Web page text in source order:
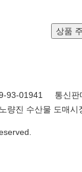
상품
93-01941
통신
량진 수산물 도매시